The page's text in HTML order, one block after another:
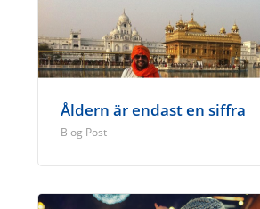
Åldern är endast en siffra
Blog Post